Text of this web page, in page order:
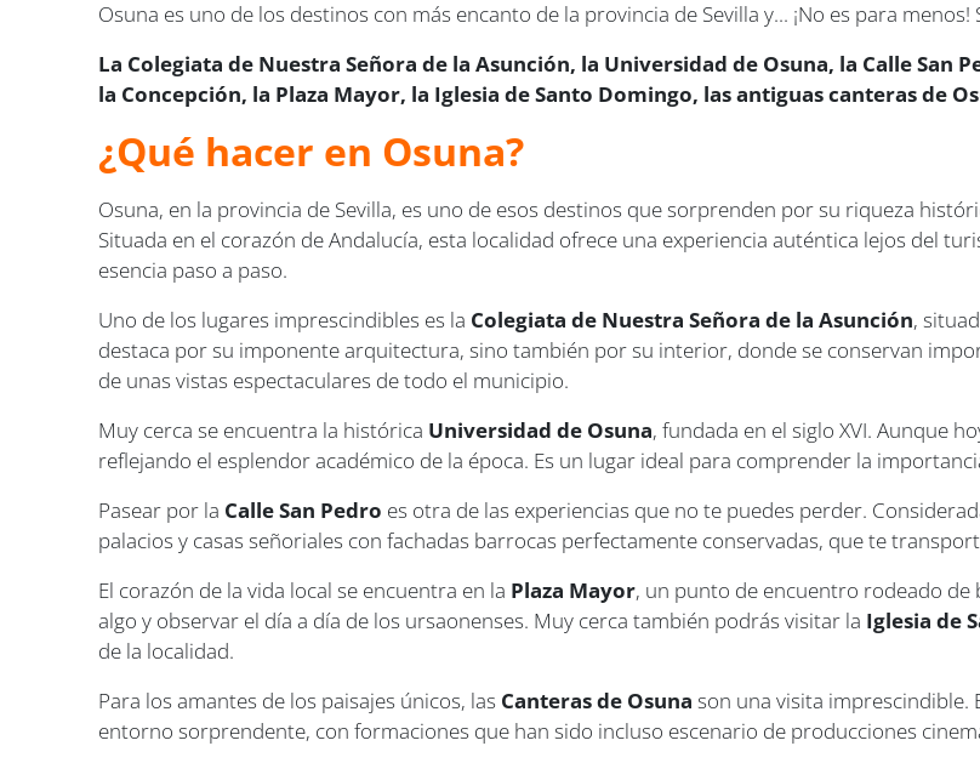
Osuna es uno de los destinos con más encanto de la provincia de Sevilla y... ¡No es para
La Colegiata de Nuestra Señora de la Asunción, la Universidad de Osuna, la Calle San
la Concepción, la Plaza Mayor, la Iglesia de Santo Domingo, las antiguas canteras de
¿Qué hacer en Osuna?
Osuna, en la provincia de Sevilla, es uno de esos destinos que sorprenden por su riqueza
Situada en el corazón de Andalucía, esta localidad ofrece una experiencia auténtica lejos del
esencia paso a paso.
Uno de los lugares imprescindibles es la Colegiata de Nuestra Señora de la Asunción,
destaca por su imponente arquitectura, sino también por su interior, donde se conservan
de unas vistas espectaculares de todo el municipio.
Muy cerca se encuentra la histórica Universidad de Osuna, fundada en el siglo XVI. Aunque
reflejando el esplendor académico de la época. Es un lugar ideal para comprender la
Pasear por la Calle San Pedro es otra de las experiencias que no te puedes perder.
palacios y casas señoriales con fachadas barrocas perfectamente conservadas, que te
El corazón de la vida local se encuentra en la Plaza Mayor, un punto de encuentro rodeado
algo y observar el día a día de los ursaonenses. Muy cerca también podrás visitar la Iglesia de
de la localidad.
Para los amantes de los paisajes únicos, las Canteras de Osuna son una visita imprescindible.
entorno sorprendente, con formaciones que han sido incluso escenario de producciones